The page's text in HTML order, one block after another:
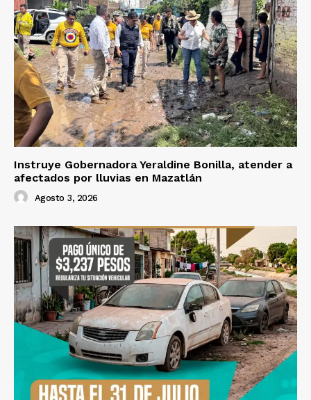
Instruye Gobernadora Yeraldine Bonilla, atender a
afectados por lluvias en Mazatlán
Agosto 3, 2026